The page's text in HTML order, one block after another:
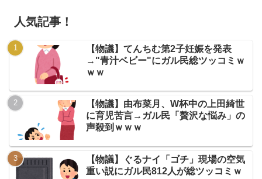
人気記事！
【物議】てんちむ第2子妊娠を発表
→"青汁ベビー"にガル民総ツッコミｗ
ｗｗ
【物議】由布菜月、W杯中の上田綺世
に育児苦言→ガル民「贅沢な悩み」の
声殺到ｗｗｗ
【物議】ぐるナイ「ゴチ」現場の空気
重い説にガル民812人が総ツッコミｗ